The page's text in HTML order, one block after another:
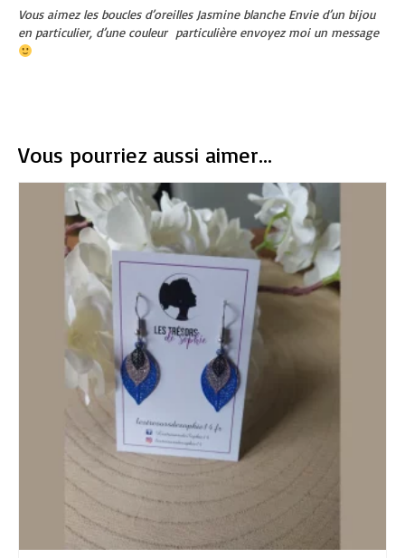
Vous aimez les boucles d’oreilles Jasmine blanche Envie d’un bijou
en particulier, d’une couleur particulière envoyez moi un message
Vous pourriez aussi aimer...